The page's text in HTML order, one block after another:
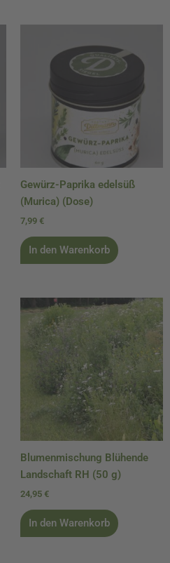
Gewürz-Paprika edelsüß
(Murica) (Dose)
7,99 €
In den Warenkorb
Blumenmischung Blühende
Landschaft RH (50 g)
24,95 €
In den Warenkorb